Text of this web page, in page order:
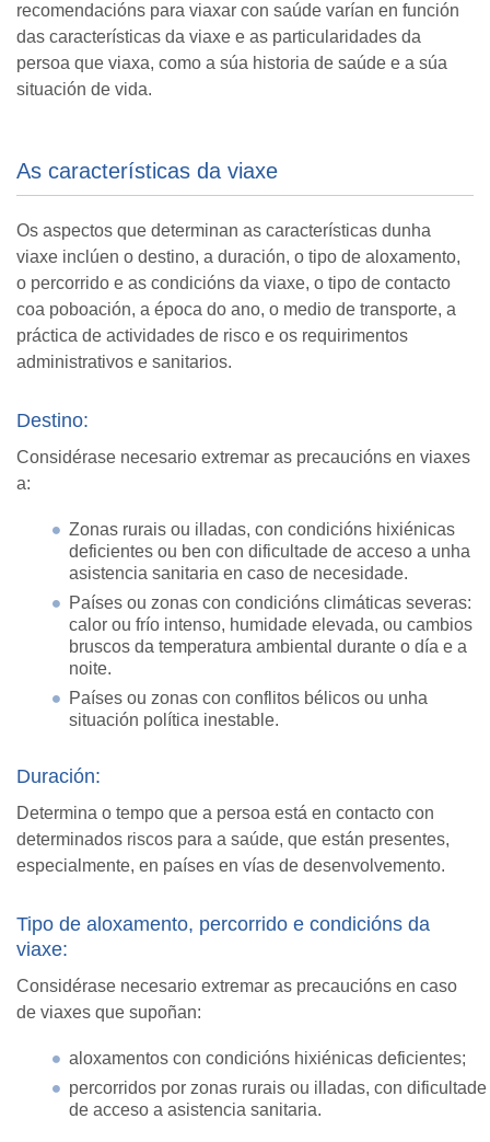
recomendacións para viaxar con saúde varían en función
das características da viaxe e as particularidades da
persoa que viaxa, como a súa historia de saúde e a súa
situación de vida.
As características da viaxe
Os aspectos que determinan as características dunha
viaxe inclúen o destino, a duración, o tipo de aloxamento,
o percorrido e as condicións da viaxe, o tipo de contacto
coa poboación, a época do ano, o medio de transporte, a
práctica de actividades de risco e os requirimentos
administrativos e sanitarios.
Destino:
Considérase necesario extremar as precaucións en viaxes
a:
Zonas rurais ou illadas, con condicións hixiénicas
deficientes ou ben con dificultade de acceso a unha
asistencia sanitaria en caso de necesidade.
Países ou zonas con condicións climáticas severas:
calor ou frío intenso, humidade elevada, ou cambios
bruscos da temperatura ambiental durante o día e a
noite.
Países ou zonas con conflitos bélicos ou unha
situación política inestable.
Duración:
Determina o tempo que a persoa está en contacto con
determinados riscos para a saúde, que están presentes,
especialmente, en países en vías de desenvolvemento.
Tipo de aloxamento, percorrido e condicións da
viaxe:
Considérase necesario extremar as precaucións en caso
de viaxes que supoñan:
aloxamentos con condicións hixiénicas deficientes;
percorridos por zonas rurais ou illadas, con dificultade
de acceso a asistencia sanitaria.